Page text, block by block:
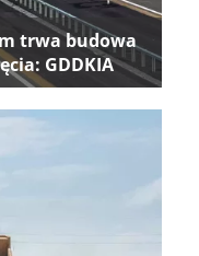
trwa budowa
GDDKIA